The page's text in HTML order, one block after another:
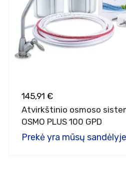
145,91 €
Atvirkštinio osmoso
OSMO PLUS 100 GPD
Prekė yra mūsų sandėlyje